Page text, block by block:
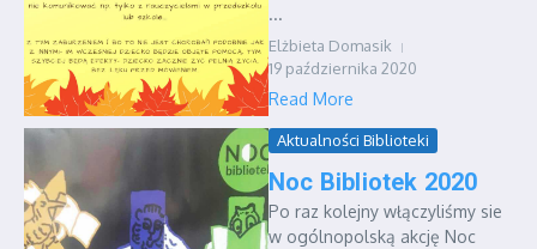
...
Elżbieta Domasik
19 października 2020
Read More
Aktualności Biblioteki
Noc Bibliotek 2020
Po raz kolejny włączyliśmy sie
w ogólnopolską akcję Noc